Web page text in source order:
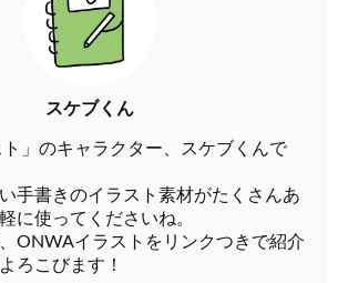
スケブくん
ト」のキャラクター、スケブくんで
手書きのイラスト素材がたくさんあ
に使ってくださいね。
ONWAイラストをリンクつきで紹介
ろこびます！